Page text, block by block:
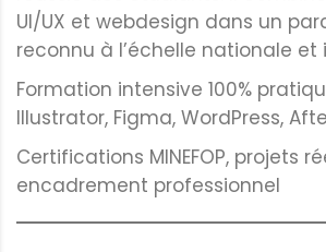
UI/UX et webdesign dans un
reconnu à l’échelle nationale
Formation intensive 100%
Illustrator, Figma, WordPress,
Certifications MINEFOP, projets
encadrement professionnel